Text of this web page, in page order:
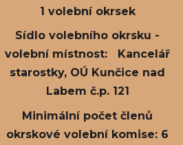
1 volební okrsek
Sídlo volebního okrsku -
volební místnost: Kancelář
starostky, OÚ Kunčice nad
Labem č.p. 121
Minimální počet členů
okrskové volební komise: 6